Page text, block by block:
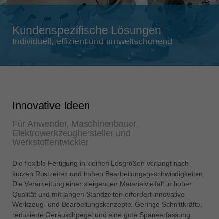
Singapore
Slovenija
Suomi
english
Türkiye
türkçe
english
Việt Nam
tiếng việt
中国
Kundenspezifische Lösungen
Individuell, effizient und umweltschonend
Innovative Ideen
Für Anwender, Maschinenbauer,
Elektrowerkzeughersteller und
Werkstoffentwickler
Die flexible Fertigung in kleinen Losgrößen verlangt nach
kurzen Rüstzeiten und hohen Bearbeitungsgeschwindigkeiten.
Die Verarbeitung einer steigenden Materialvielfalt in hoher
Qualität und mit langen Standzeiten erfordert innovative
Werkzeug- und Bearbeitungskonzepte. Geringe Schnittkräfte,
reduzierte Geräuschpegel und eine gute Späneerfassung